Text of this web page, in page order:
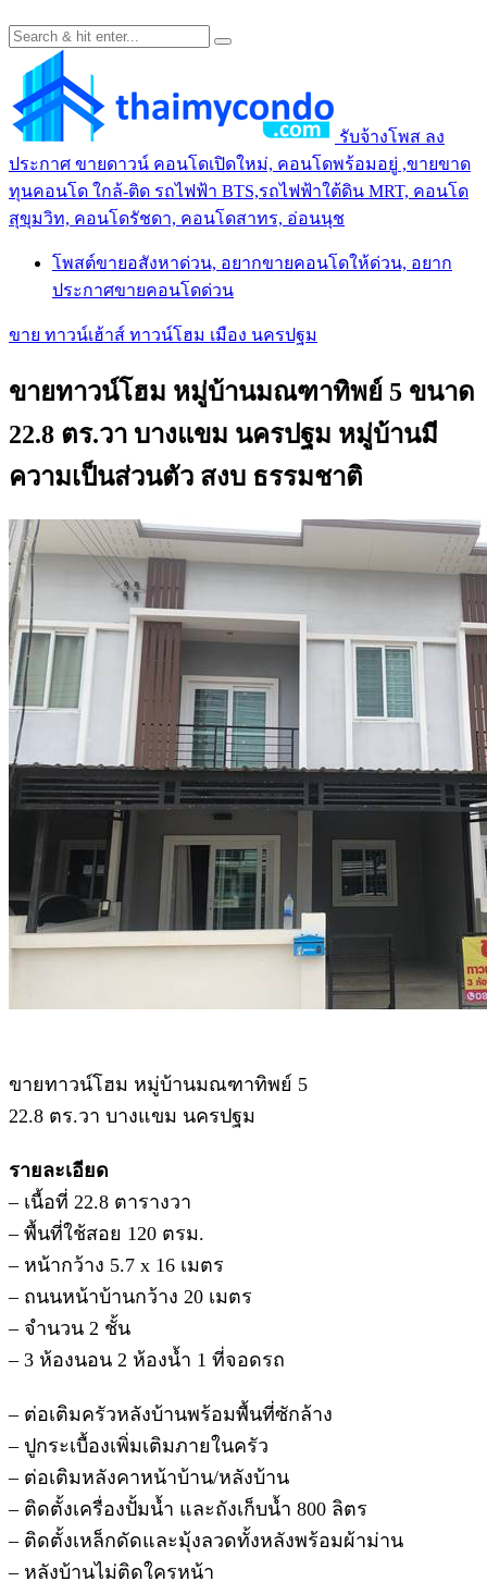
รับจ้างโพส ลง
ประกาศ ขายดาวน์ คอนโดเปิดใหม่, คอนโดพร้อมอยู่ ,ขายขาด
ทุนคอนโด ใกล้-ติด รถไฟฟ้า BTS,รถไฟฟ้าใต้ดิน MRT, คอนโด
สุขุมวิท, คอนโดรัชดา, คอนโดสาทร, อ่อนนุช
โพสต์ขายอสังหาด่วน, อยากขายคอนโดให้ด่วน, อยาก
ประกาศขายคอนโดด่วน
ขาย ทาวน์เฮ้าส์ ทาวน์โฮม เมือง นครปฐม
ขายทาวน์โฮม หมู่บ้านมณฑาทิพย์ 5 ขนาด
22.8 ตร.วา บางแขม นครปฐม หมู่บ้านมี
ความเป็นส่วนตัว สงบ ธรรมชาติ
ขายทาวน์โฮม หมู่บ้านมณฑาทิพย์ 5
22.8 ตร.วา บางแขม นครปฐม
รายละเอียด
– เนื้อที่ 22.8 ตารางวา
– พื้นที่ใช้สอย 120 ตรม.
– หน้ากว้าง 5.7 x 16 เมตร
– ถนนหน้าบ้านกว้าง 20 เมตร
– จำนวน 2 ชั้น
– 3 ห้องนอน 2 ห้องน้ำ 1 ที่จอดรถ
– ต่อเติมครัวหลังบ้านพร้อมพื้นที่ซักล้าง
– ปูกระเบื้องเพิ่มเติมภายในครัว
– ต่อเติมหลังคาหน้าบ้าน/หลังบ้าน
– ติดตั้งเครื่องปั้มน้ำ และถังเก็บน้ำ 800 ลิตร
– ติดตั้งเหล็กดัดและมุ้งลวดทั้งหลังพร้อมผ้าม่าน
– หลังบ้านไม่ติดใครหน้า